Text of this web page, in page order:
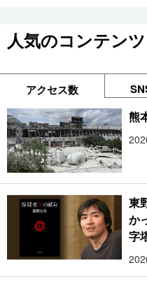
人気のコンテンツ
アクセス数
熊
東
か
字